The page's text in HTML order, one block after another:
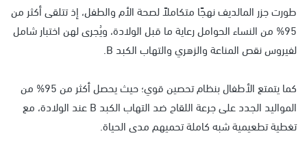
طورت جزر المالديف نهجًا متكاملاً لصحة الأم والطفل، إذ تتلقى أكثر من
95% من النساء الحوامل رعاية ما قبل الولادة، ويُجرى لهن اختبار شامل
لفيروس نقص المناعة والزهري والتهاب الكبد B.
كما يتمتع الأطفال بنظام تحصين قوي؛ حيث يحصل أكثر من 95% من
المواليد الجدد على جرعة اللقاح ضد التهاب الكبد B عند الولادة، مع
تغطية تطعيمية شبه كاملة تحميهم مدى الحياة.